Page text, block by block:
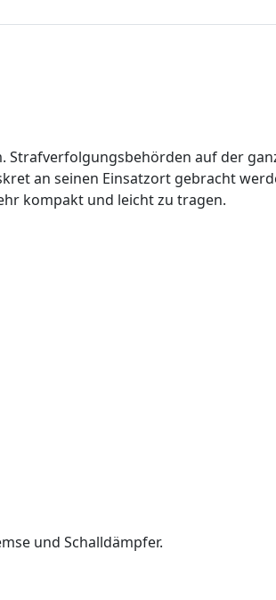
Strafverfolgungsbehörden auf der
an seinen Einsatzort gebracht
kompakt und leicht zu tragen.
und Schalldämpfer.